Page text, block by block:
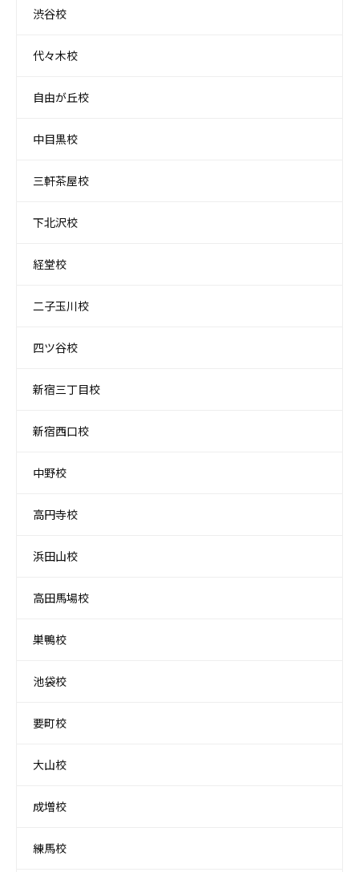
渋谷校
代々木校
自由が丘校
中目黒校
三軒茶屋校
下北沢校
経堂校
二子玉川校
四ツ谷校
新宿三丁目校
新宿西口校
中野校
高円寺校
浜田山校
高田馬場校
巣鴨校
池袋校
要町校
大山校
成増校
練馬校